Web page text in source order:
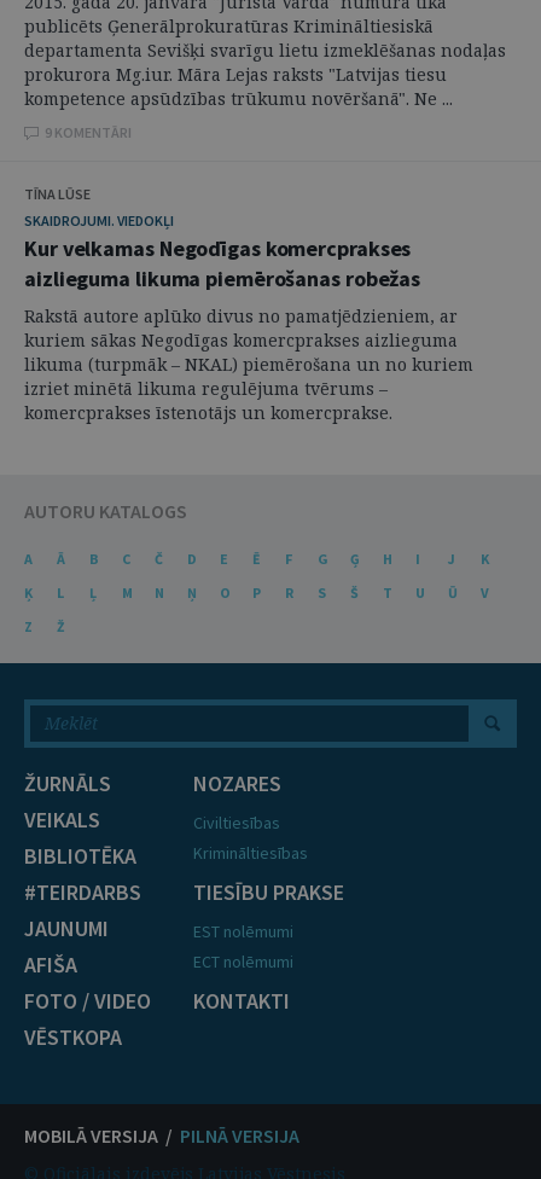
publicēts Ģenerālprokuratūras Krimināltiesiskā
departamenta Sevišķi svarīgu lietu izmeklēšanas nodaļas
prokurora Mg.iur. Māra Lejas raksts "Latvijas tiesu
kompetence apsūdzības trūkumu novēršanā". Ne ...
9 KOMENTĀRI
TĪNA LŪSE
SKAIDROJUMI. VIEDOKĻI
Kur velkamas Negodīgas komercprakses
aizlieguma likuma piemērošanas robežas
Rakstā autore aplūko divus no pamatjēdzieniem, ar
kuriem sākas Negodīgas komercprakses aizlieguma
likuma (turpmāk – NKAL) piemērošana un no kuriem
izriet minētā likuma regulējuma tvērums –
komercprakses īstenotājs un komercprakse.
AUTORU KATALOGS
A Ā B C Č D E Ē F G Ģ H I J
K
Ķ
L Ļ M N Ņ O P R S Š T U Ū
V
Z
Ž
ŽURNĀLS
VEIKALS
BIBLIOTĒKA
#TEIRDARBS
JAUNUMI
AFIŠA
FOTO / VIDEO
VĒSTKOPA
NOZARES
Civiltiesības
Krimināltiesības
TIESĪBU PRAKSE
EST nolēmumi
ECT nolēmumi
KONTAKTI
MOBILĀ VERSIJA / PILNĀ VERSIJA
© Oficiālais izdevējs Latvijas Vēstnesis